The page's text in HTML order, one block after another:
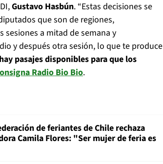
Gustavo Hasbún. “Estas decisiones se
que son de regiones,
a mitad de semana y
y después otra sesión, lo que te produce
pasajes disponibles para que los
Radio Bio Bio.
de feriantes de Chile rechaza
Camila Flores: "Ser mujer de feria es